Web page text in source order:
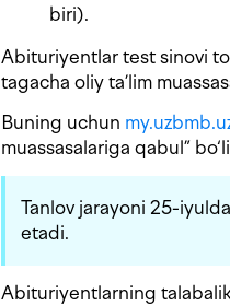
biri).
Abituriyentlar test sinovi
tagacha oliy ta’lim
Buning uchun
muassasalariga qabul”
Tanlov jarayoni 25-
etadi.
Abituriyentlarning